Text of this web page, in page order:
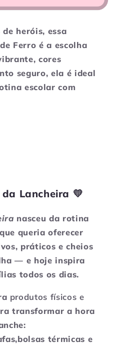
de heróis, essa
de Ferroéa escolha
cores
seguro, ela é ideal
escolarcom
Lancheira 💛
nasceu da rotina
queria oferecer
práticos e cheios
— e hoje inspira
todos os dias.
produtos físicos e
transformar a hora
térmicas e